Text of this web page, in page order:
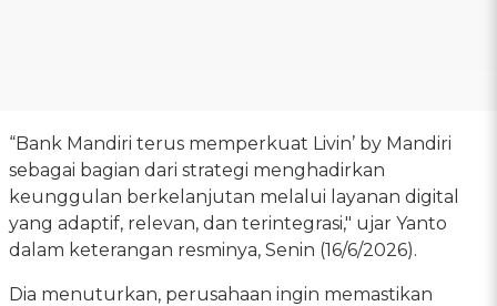
“Bank Mandiri terus memperkuat Livin’ by Mandiri
sebagai bagian dari strategi menghadirkan
keunggulan berkelanjutan melalui layanan digital
yang adaptif, relevan, dan terintegrasi," ujar Yanto
dalam keterangan resminya, Senin (16/6/2026).
Dia menuturkan, perusahaan ingin memastikan